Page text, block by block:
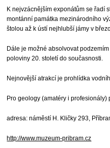
K nejvzácnějším exponátům se řadí
montánní památka mezinárodního
štolou až k ústí nejhlubší jámy v
Dále je možné absolvovat
poloviny 20. století do současnosti.
Nejnovější atrakcí je prohlídka
Pro geology (amatéry i
adresa: náměstí H. Kličky 293,
http://www.muzeum-pribram.cz